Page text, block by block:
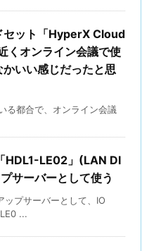
セット「HyperX Cloud
くオンライン会議で使
いい感じだったと思
る都合で、オンライン会議
HDL1-LE02」(LAN DI
サーバーとして使う
ップサーバーとして、IO
...